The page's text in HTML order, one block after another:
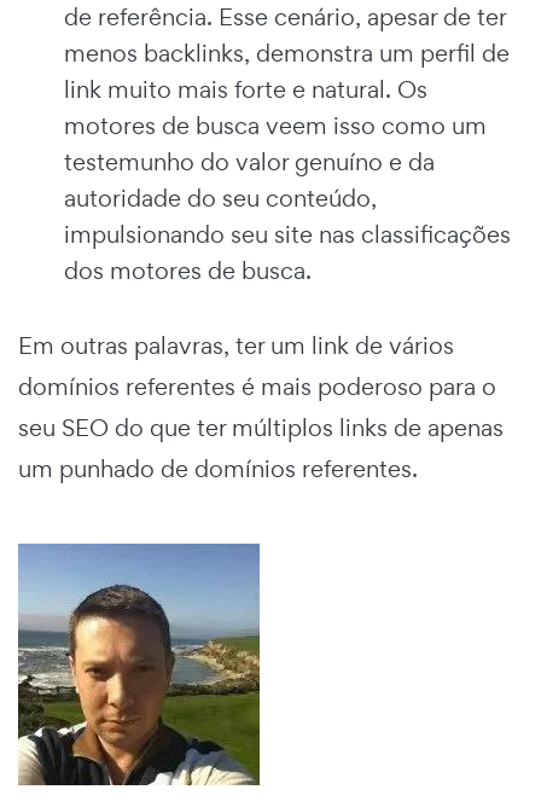
de referência. Esse cenário, apesar de ter
menos backlinks, demonstra um perfil de
link muito mais forte e natural. Os
motores de busca veem isso como um
testemunho do valor genuíno e da
autoridade do seu conteúdo,
impulsionando seu site nas classificações
dos motores de busca.
Em outras palavras, ter um link de vários
domínios referentes é mais poderoso para o
seu SEO do que ter múltiplos links de apenas
um punhado de domínios referentes.